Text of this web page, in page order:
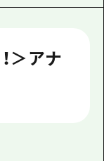
ム
紹介！
＞アナ